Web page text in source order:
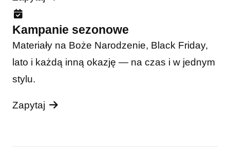
Kampanie sezonowe
Materiały na Boże Narodzenie, Black Friday,
lato i każdą inną okazję — na czas i w jednym
stylu.
Zapytaj